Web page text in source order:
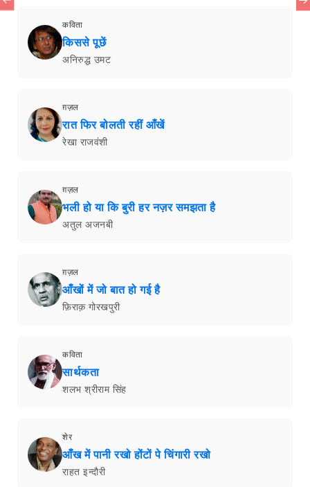
कविता
किससे पूछें
अनिरुद्ध उमट
ग़ज़ल
रात फिर बोलती रहीं आँखें
रेखा राजवंशी
ग़ज़ल
भली हो या कि बुरी हर नज़र समझता है
अतुल अजनबी
ग़ज़ल
आँखों में जो बात हो गई है
फ़िराक़ गोरखपुरी
कविता
सार्थकता
शलभ श्रीराम सिंह
शेर
आँख में पानी रखो होंटों पे चिंगारी रखो
राहत इन्दौरी